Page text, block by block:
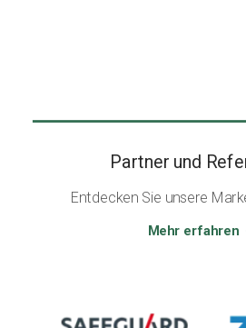
Partner und
Entdecken Sie unsere
Mehr erfahren